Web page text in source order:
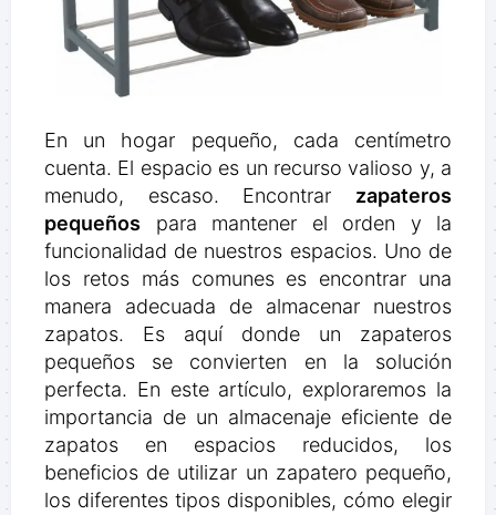
En un hogar pequeño, cada centímetro
cuenta. El espacio es un recurso valioso y, a
menudo, escaso. Encontrar zapateros
pequeños para mantener el orden y la
funcionalidad de nuestros espacios. Uno de
los retos más comunes es encontrar una
manera adecuada de almacenar nuestros
zapatos. Es aquí donde un zapateros
pequeños se convierten en la solución
perfecta. En este artículo, exploraremos la
importancia de un almacenaje eficiente de
zapatos en espacios reducidos, los
beneficios de utilizar un zapatero pequeño,
los diferentes tipos disponibles, cómo elegir